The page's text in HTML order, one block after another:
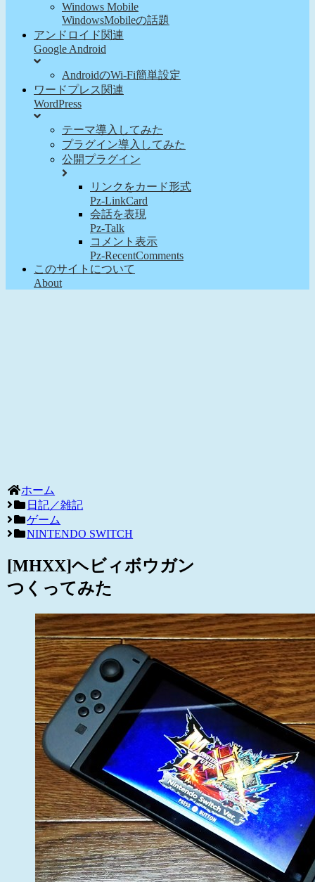
Windows Mobile
WindowsMobileの話題
アンドロイド関連
Google Android
AndroidのWi-Fi簡単設定
ワードプレス関連
WordPress
テーマ導入してみた
プラグイン導入してみた
公開プラグイン
リンクをカード形式
Pz-LinkCard
会話を表現
Pz-Talk
コメント表示
Pz-RecentComments
このサイトについて
About
ホーム
日記／雑記
ゲーム
NINTENDO SWITCH
[MHXX]ヘビィボウガン
つくってみた